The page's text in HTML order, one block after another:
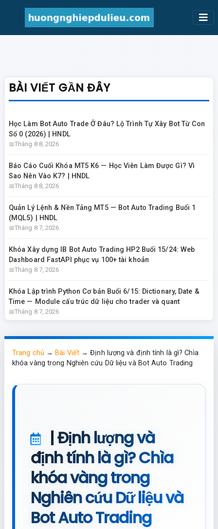
BÀI VIẾT GẦN ĐÂY
Học Làm Bot Auto Trade Ở Đâu? Lộ Trình Tự Xây Bot Từ Con
Số 0 (2026) | HNDL
Tháng 8 8, 2026
Báo Cáo Cuối Khóa MT5 K6 — Học Viên Làm Được Gì? Vì
Sao Nên Vào K7? | HNDL
Tháng 8 8, 2026
Quản Lý Lệnh & Nền Tảng MT5 — Bot Auto Trading Buổi 1
(MQL5) | HNDL
Tháng 8 7, 2026
Khóa Xây dựng IB Bot Auto Trading HP2 Buổi 15/24: Web
Dashboard FastAPI phục vụ 100+ tài khoản
Tháng 8 7, 2026
Khóa Lập trình Python Cơ bản Buổi 6/15: Dictionary, Date &
Time — Module cấu trúc dữ liệu cho trader và quant
Tháng 8 7, 2026
Trang chủ →Bài Viết→Định lượng và định tính là gì? Chìa
khóa vàng trong Nghiên cứu Dữ liệu và Bot Auto Trading
| Định lượng và
định tính là gì? Chìa
khóa vàng trong
Nghiên cứu Dữ liệu và
Bot Auto Trading